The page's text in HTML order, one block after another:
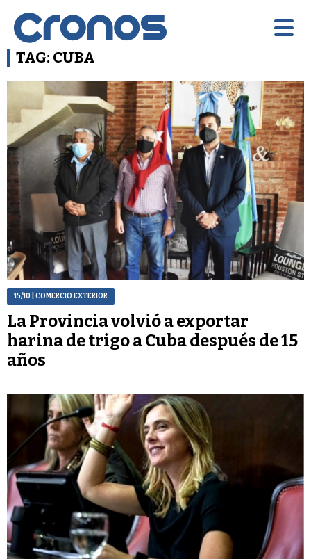
TAG: CUBA
15/10 | COMERCIO EXTERIOR
La Provincia volvió a exportar
harina de trigo a Cuba después de 15
años